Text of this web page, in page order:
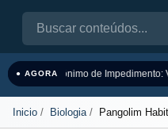
● AGORASinônimo de Impedimento:
Inicio Biologia Pangolim